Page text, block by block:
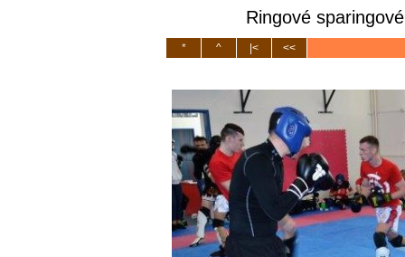
Ringové
* ^ |< <<